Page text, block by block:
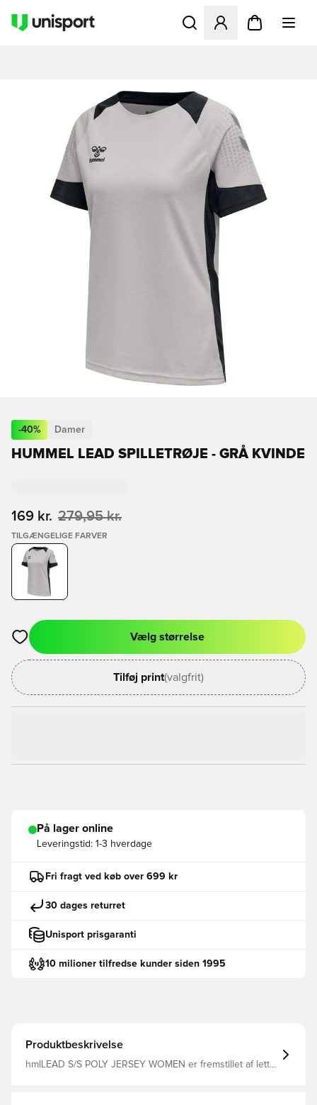
Åbner en Modal til at
-40% Damer
HUMMEL LEAD SPILLETRØJE - GRÅ KVINDE
169 kr. 279,95 kr.
TILGÆNGELIGE FARVER
Åbner en Modal til at logge ind eller tilmelde dig som medlem
Vælg størrelse
Tilføj print(valgfrit)
På lager online
Leveringstid: 1-3 hverdage
Fri fragt ved køb over 699 kr
30 dages returret
Unisport prisgaranti
10 milioner tilfredse kunder siden 1995
Produktbeskrivelse
hmlLEAD S/S POLY JERSEY WOMEN er fremstillet af lette,